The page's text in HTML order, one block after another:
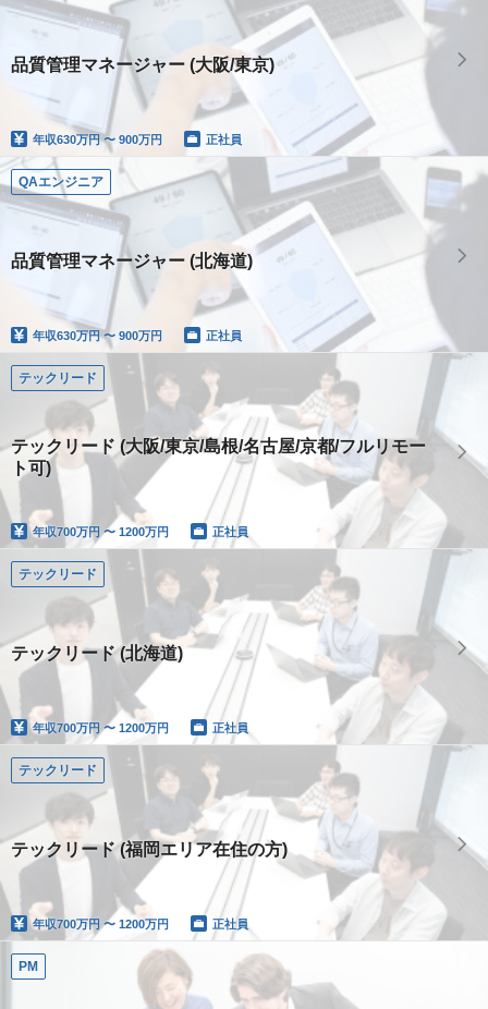
品質管理マネージャー (大阪/東京)
年収630万円 〜 900万円 正社員
QAエンジニア
品質管理マネージャー (北海道)
年収630万円 〜 900万円 正社員
テックリード
テックリード (大阪/東京/島根/名古屋/京都/フルリモー
ト可)
年収700万円 〜 1200万円 正社員
テックリード
テックリード (北海道)
年収700万円 〜 1200万円 正社員
テックリード
テックリード (福岡エリア在住の方)
年収700万円 〜 1200万円 正社員
PM